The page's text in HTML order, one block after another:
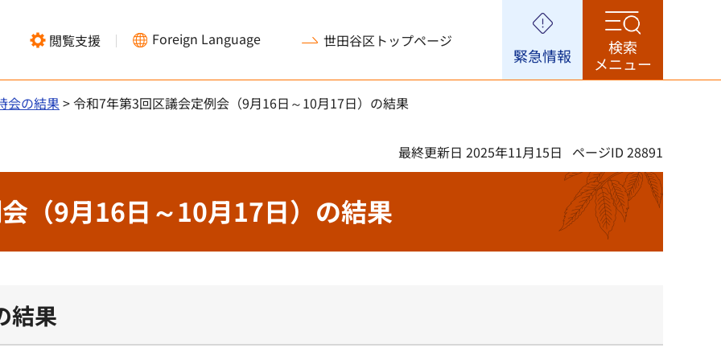
閲覧支援 Foreign Language 世田谷区トップページ
緊急情報
検索
メニュー
会の結果> 令和7年第3回区議会定例会（9月16日～10月17日）の結果
最終更新日 2025年11月15日 ページID 28891
（9月16日～10月17日）の結果
結果